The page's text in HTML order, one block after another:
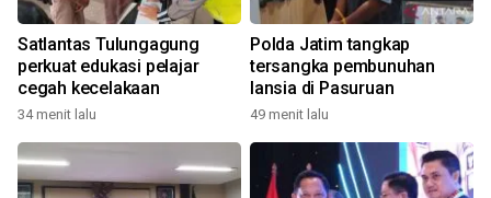
Satlantas Tulungagung
perkuat edukasi pelajar
cegah kecelakaan
34 menit lalu
Polda Jatim tangkap
tersangka pembunuhan
lansia di Pasuruan
49 menit lalu